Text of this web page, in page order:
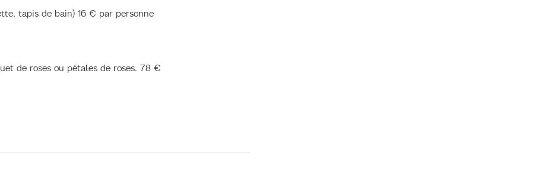
tapis de bain) 16 € par personne
de roses ou pétales de roses. 78 €